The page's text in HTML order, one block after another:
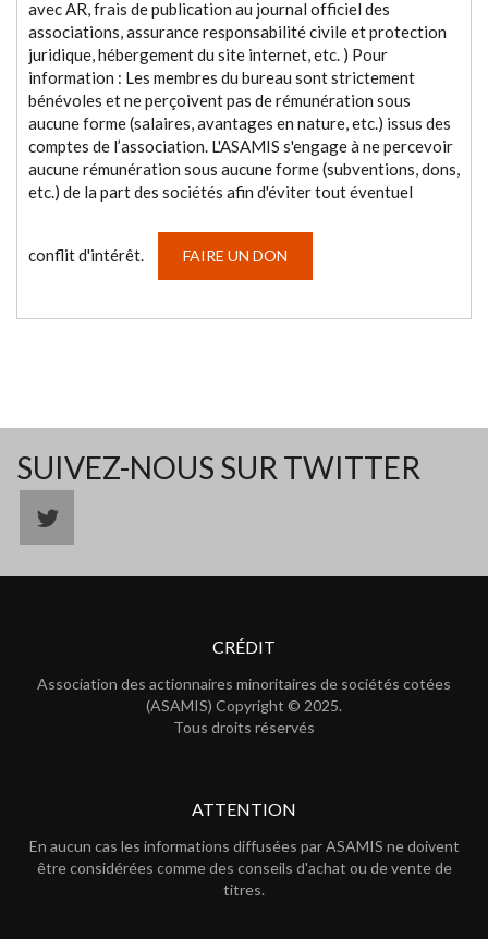
avec AR, frais de publication au journal officiel des
associations, assurance responsabilité civile et protection
juridique, hébergement du site internet, etc. ) Pour
information : Les membres du bureau sont strictement
bénévoles et ne perçoivent pas de rémunération sous
aucune forme (salaires, avantages en nature, etc.) issus des
comptes de l’association. L'ASAMIS s'engage à ne percevoir
aucune rémunération sous aucune forme (subventions, dons,
etc.) de la part des sociétés afin d'éviter tout éventuel
conflit d'intérêt. FAIRE UN DON
SUIVEZ-NOUS SUR TWITTER
CRÉDIT
Association des actionnaires minoritaires de sociétés cotées
(ASAMIS) Copyright © 2025.
Tous droits réservés
ATTENTION
En aucun cas les informations diffusées par ASAMIS ne doivent
être considérées comme des conseils d'achat ou de vente de
titres.